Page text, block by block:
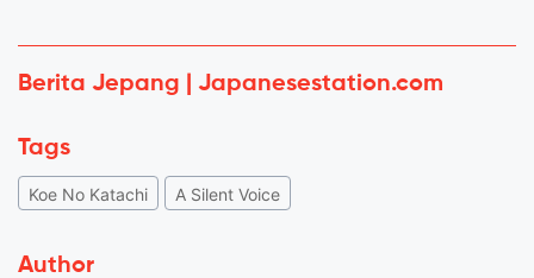
Berita Jepang | Japanesestation.com
Tags
Koe No Katachi A Silent Voice
Author